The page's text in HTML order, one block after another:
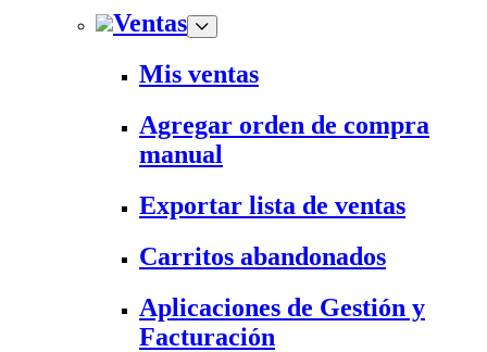
Ventas
Mis ventas
Agregar orden de compra
manual
Exportar lista de ventas
Carritos abandonados
Aplicaciones de Gestión y
Facturación